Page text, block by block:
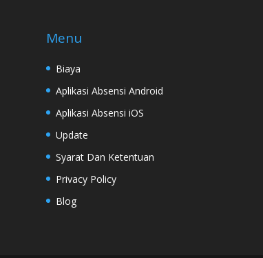
Menu
Biaya
Aplikasi Absensi Android
Aplikasi Absensi iOS
Update
Syarat Dan Ketentuan
Privacy Policy
Blog